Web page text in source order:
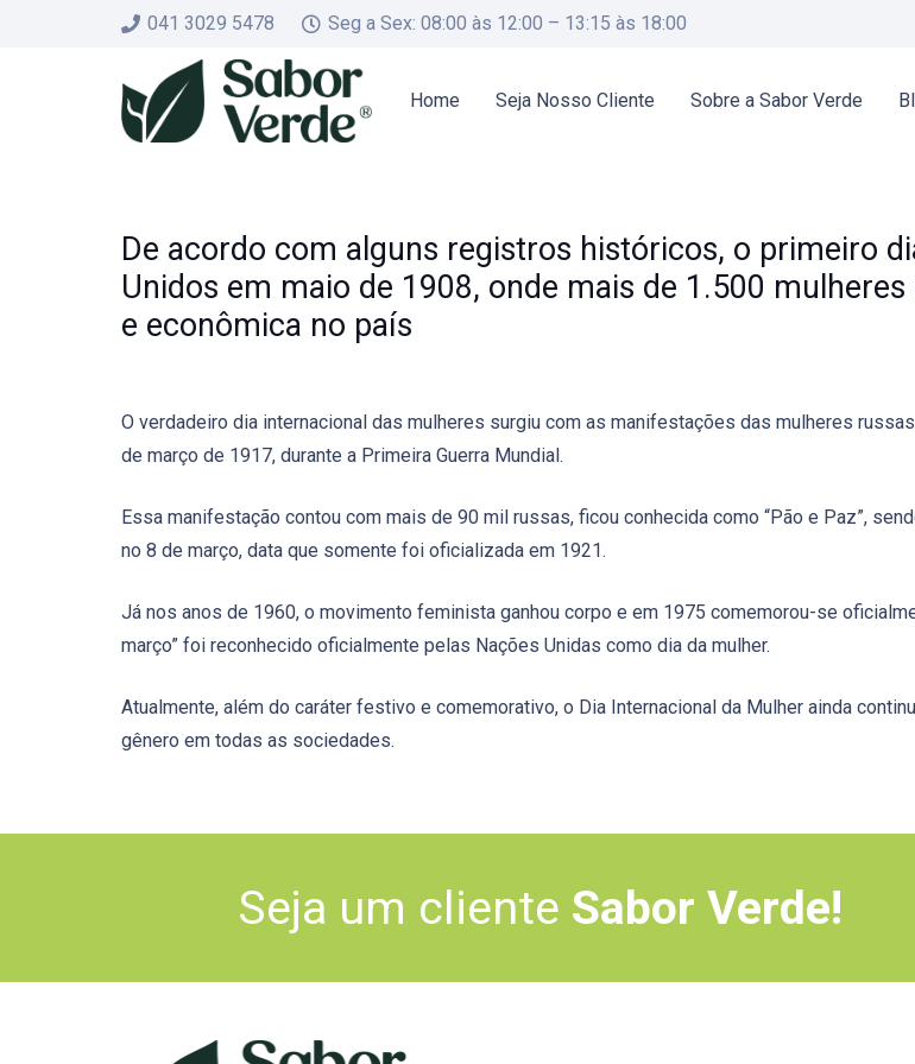
041 3029 5478 Seg a Sex: 08:00 às 12:00 – 13:15 às 18:00
Home Seja Nosso Cliente Sobre a Sabor Verde
De acordo com alguns registros históricos, o primeiro
Unidos em maio de 1908, onde mais de 1.500
e econômica no país
O verdadeiro dia internacional das mulheres surgiu com as manifestações das mulheres
de março de 1917, durante a Primeira Guerra Mundial.
Essa manifestação contou com mais de 90 mil russas, ficou conhecida como “Pão e Paz”,
no 8 de março, data que somente foi oficializada em 1921.
Já nos anos de 1960, o movimento feminista ganhou corpo e em 1975 comemorou-se
março” foi reconhecido oficialmente pelas Nações Unidas como dia da mulher.
Atualmente, além do caráter festivo e comemorativo, o Dia Internacional da Mulher ainda
gênero em todas as sociedades.
Seja um cliente Sabor Verde!